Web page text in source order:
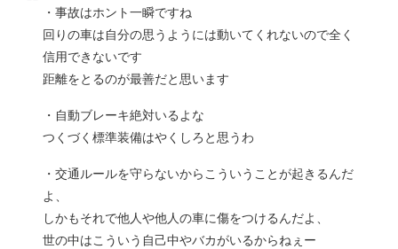
・事故はホント一瞬ですね
回りの車は自分の思うようには動いてくれないので全く
信用できないです
距離をとるのが最善だと思います
・自動ブレーキ絶対いるよな
つくづく標準装備はやくしろと思うわ
・交通ルールを守らないからこういうことが起きるんだ
よ、
しかもそれで他人や他人の車に傷をつけるんだよ、
世の中はこういう自己中やバカがいるからねぇー